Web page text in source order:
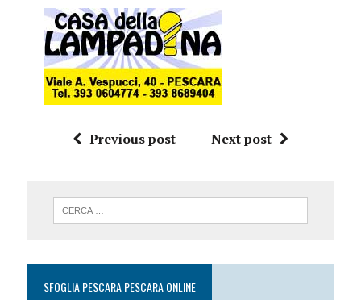
Previous post Next post
SFOGLIA PESCARA PESCARA ONLINE